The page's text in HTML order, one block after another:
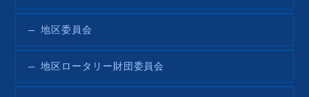
地区委員会
地区ロータリー財団委員会